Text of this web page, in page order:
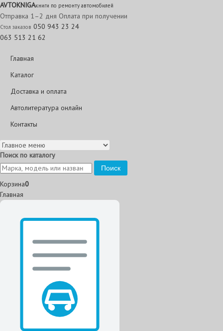
AVTOKNIGAкниги по ремонту автомобилей
Отправка 1–2 дня Оплата при получении
Стол заказов 050 943 23 24
063 513 21 62
Главная
Каталог
Доставка и оплата
Автолитература онлайн
Контакты
Поиск по каталогу
Поиск
Корзина0
Главная